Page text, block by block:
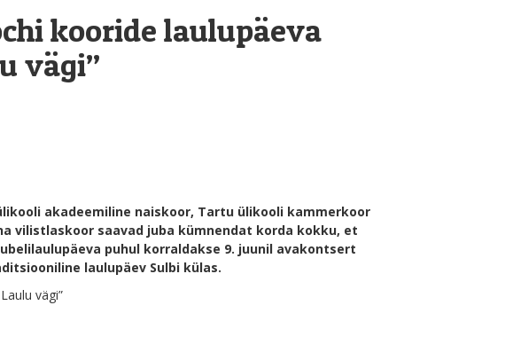
kooride laulupäeva
vägi”
akadeemiline naiskoor, Tartu ülikooli kammerkoor
vilistlaskoor saavad juba kümnendat korda kokku, et
puhul korraldakse 9. juunil avakontsert
laulupäev Sulbi külas.
vägi”